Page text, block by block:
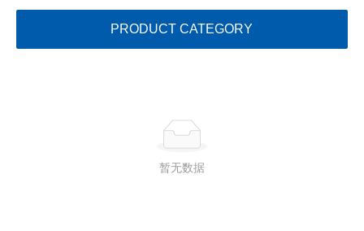
PRODUCT CATEGORY
暂无数据